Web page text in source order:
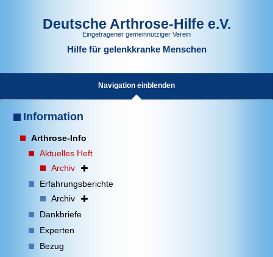
Deutsche Arthrose-Hilfe e.V.
Eingetragener gemeinnütziger Verein
Hilfe für gelenkkranke Menschen
Navigation einblenden
Information
Arthrose-Info
Aktuelles Heft
Archiv
Erfahrungsberichte
Archiv
Dankbriefe
Experten
Bezug